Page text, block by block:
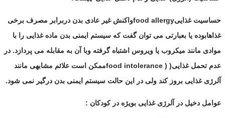
حساسیت غذاییfood allergyواکنش غیر عادی بدن دربرابر مصرف برخی
غذاهابوده یا بعبارتی می توان گفت که سیستم ایمنی بدن ماده غذایی را با
موادی مانند میکروب یا ویروس اشتباه گرفته وبا آن به مقابله می پردازد. در
عدم تحمل غذایی( ( food intoleranceممکن است علائم مشابهی مانند
آلرژی غذایی بروز کند ولی در این حالت سیستم ایمنی بدن درگیر نمی شود.
عوامل دخیل در آلرژی غذایی بويژه در کودکان :